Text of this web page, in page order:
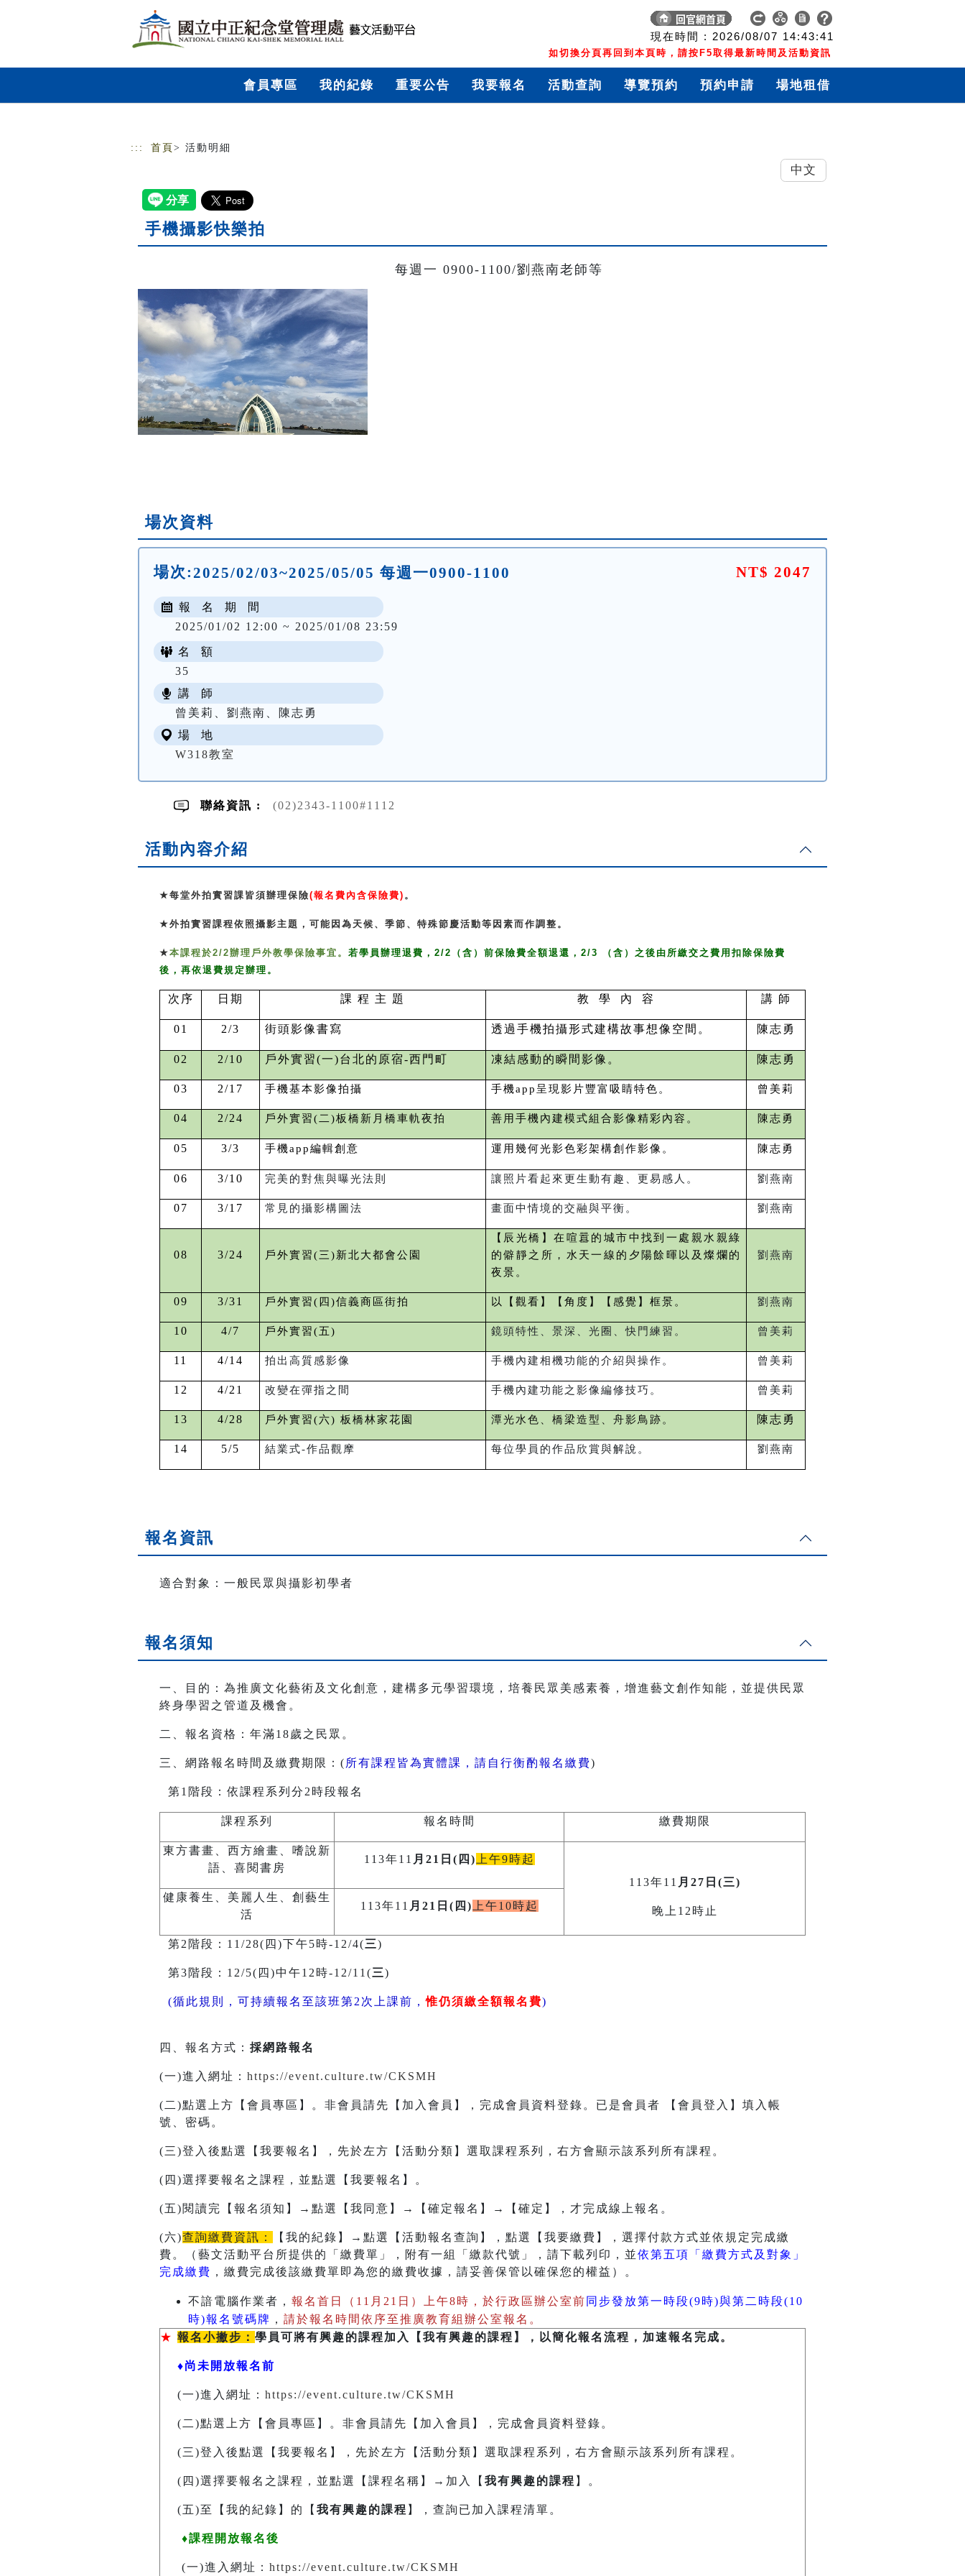
現在時間 : 2026/08/07 14:43:42
如切換分頁再回到本頁時，請按F5取得最新時間及活動資訊
會員專區 我的紀錄 重要公告 我要報名 活動查詢 導覽預約 預約申請 場地租借
::: 首頁 > 活動明細
手機攝影快樂拍
每週一 0900-1100/劉燕南老師等
場次資料
場次:2025/02/03~2025/05/05 每週一0900-1100 NT$ 2047
報 名 期 間
2025/01/02 12:00 ~ 2025/01/08 23:59
名 額
35
講 師
曾美莉、劉燕南、陳志勇
場 地
W318教室
聯絡資訊 : (02)2343-1100#1112
活動內容介紹
★每堂外拍實習課皆須辦理保險(報名費內含保險費) 。
★外拍實習課程依照攝影主題，可能因為天候、季節、特殊節慶活動等因素而作調整。
★本課程於2/2辦理戶外教學保險事宜。 若學員辦理退費， 2/2 （含）前保險費全額退還， 2/3
（含）之後由所繳交之費用扣除保險費
後，再依退費規定辦理。
次序 日期 課 程 主 題 教 學 內 容 講 師
01 2/3 街頭影像書寫 透過手機拍攝形式建構故事想像空間。 陳志勇
02 2/10 戶外實習(一)台北的原宿-西門町 凍結感動的瞬間影像。 陳志勇
03 2/17 手機基本影像拍攝 手機app呈現影片豐富吸睛特色。 曾美莉
04 2/24 戶外實習(二)板橋新月橋車軌夜拍 善用手機內建模式組合影像精彩內容。 陳志勇
05 3/3 手機app編輯創意 運用幾何光影色彩架構創作影像。 陳志勇
06 3/10 完美的對焦與曝光法則 讓照片看起來更生動有趣、更易感人。 劉燕南
07 3/17 常見的攝影構圖法 畫面中情境的交融與平衡。 劉燕南
08 3/24 戶外實習(三)新北大都會公園
【辰光橋】在喧囂的城市中找到一處親水親綠
的僻靜之所，水天一線的夕陽餘暉以及燦爛的
夜景。
劉燕南
09 3/31 戶外實習(四)信義商區街拍 以【觀看】【角度】【感覺】框景。 劉燕南
10 4/7 戶外實習(五) 鏡頭特性、景深、光圈、快門練習。 曾美莉
11 4/14 拍出高質感影像 手機內建相機功能的介紹與操作。 曾美莉
12 4/21 改變在彈指之間 手機內建功能之影像編修技巧。 曾美莉
13 4/28 戶外實習(六) 板橋林家花園 潭光水色、橋梁造型、舟影鳥跡。 陳志勇
14 5/5 結業式-作品觀摩 每位學員的作品欣賞與解說。 劉燕南
報名資訊
適合對象：一般民眾與攝影初學者
報名須知
一、目的：為推廣文化藝術及文化創意，建構多元學習環境，培養民眾美感素養，增進藝文創作知能，並提供民眾
終身學習之管道及機會。
二、報名資格：年滿18歲之民眾。
三、網路報名時間及繳費期限：( 所有課程皆為實體課，請自行衡酌報名繳費)
第1階段：依課程系列分2時段報名
課程系列 報名時間 繳費期限
東方書畫、西方繪畫、嗜說新
語、喜閱書房
113年11 月21日(四) 上午9時起
113年11 月27日(三)
晚上12時止
健康養生、美麗人生、創藝生
活
113年11 月21日(四) 上午10時起
第2階段：11/28(四)下午5時-12/4(三)
第3階段：12/5(四)中午12時-12/11(三)
(循此規則，可持續報名至該班第2次上課前，惟仍須繳全額報名費)
四、報名方式： 採網路報名
(一)進入網址： https://event.culture.tw/CKSMH
(二)點選上方【會員專區】。非會員請先【加入會員】，完成會員資料登錄。已是會員者 【會員登入】填入帳
號、密碼。
(三)登入後點選【我要報名】，先於左方【活動分類】選取課程系列，右方會顯示該系列所有課程。
(四)選擇要報名之課程，並點選【我要報名】。
(五)閱讀完【報名須知】→點選【我同意】→【確定報名】→【確定】，才完成線上報名。
(六)查詢繳費資訊：
【我的紀錄】→點選【活動報名查詢】，點選【我要繳費】，選擇付款方式並依規定完成繳
費。（藝文活動平台所提供的「繳費單」，附有一組「繳款代號」，請下載列印，並依第五項「繳費方式及對象」
完成繳費 ，繳費完成後該繳費單即為您的繳費收據，請妥善保管以確保您的權益）。
不諳電腦作業者， 報名首日（11月21日）上午8時，於行政區辦公室前 同步發放第一時段(9時)與第二時段(10
時)報名號碼牌 ， 請於報名時間依序至推廣教育組辦公室報名。
★ 報名小撇步： 學員可將有興趣的課程加入【我有興趣的課程】，以簡化報名流程，加速報名完成。
♦尚未開放報名前
(一)進入網址： https://event.culture.tw/CKSMH
(二)點選上方【會員專區】。非會員請先【加入會員】，完成會員資料登錄。
(三)登入後點選【我要報名】，先於左方【活動分類】選取課程系列，右方會顯示該系列所有課程。
(四)選擇要報名之課程，並點選【課程名稱】→加入【 我有興趣的課程 】。
(五)至【我的紀錄】的【 我有興趣的課程 】，查詢已加入課程清單。
♦課程開放報名後
(一)進入網址： https://event.culture.tw/CKSMH